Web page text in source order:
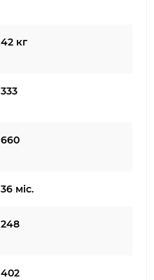
42 кг
333
660
36 міс.
248
402